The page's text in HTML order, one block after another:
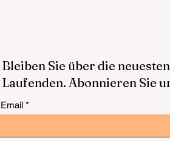
Bleiben Sie über die
Laufenden. Abonnieren Sie
Email